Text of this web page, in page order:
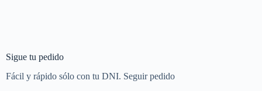
Sigue tu pedido
Fácil y rápido sólo con tu DNI. Seguir pedido